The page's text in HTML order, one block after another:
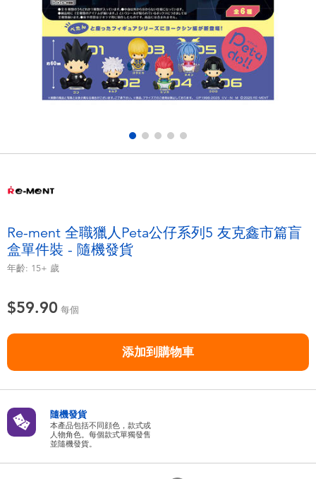
電子玩具
遊戲及拼圖系列
益智學習玩具
毛毛公仔玩具
嬰兒及學前玩具
任天堂 Switch
電池
盲盒
playpop
LEGO樂高
LeapFrog跳跳蛙
Re-ment 全職獵人Peta公仔系列5 友克鑫市篇盲
盒單件裝 - 隨機發貨
年齡: 15+ 歲
$59.90 每個
添加到購物車
隨機發貨
本產品包括不同顔色，款式或
人物角色。每個款式單獨發售
並隨機發貨。